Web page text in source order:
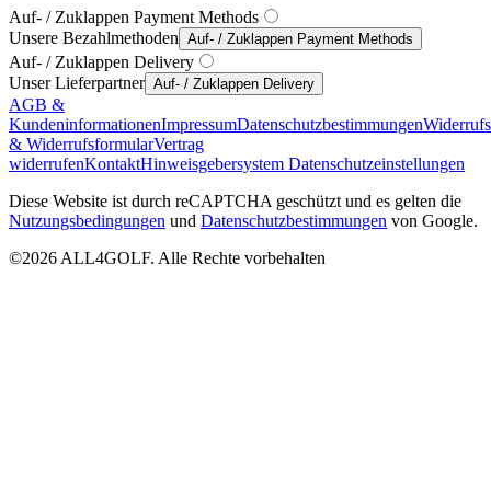
Auf- / Zuklappen Payment Methods
Unsere Bezahlmethoden Auf- / Zuklappen Payment Methods
Auf- / Zuklappen Delivery
Unser Lieferpartner Auf- / Zuklappen Delivery
AGB &
KundeninformationenImpressumDatenschutzbestimmungen
& WiderrufsformularVertrag
widerrufenKontaktHinweisgebersystem Datenschutzeinstellungen
Diese Website ist durch reCAPTCHA geschützt und es gelten die
Nutzungsbedingungen und Datenschutzbestimmungen von Google.
©2026 ALL4GOLF. Alle Rechte vorbehalten